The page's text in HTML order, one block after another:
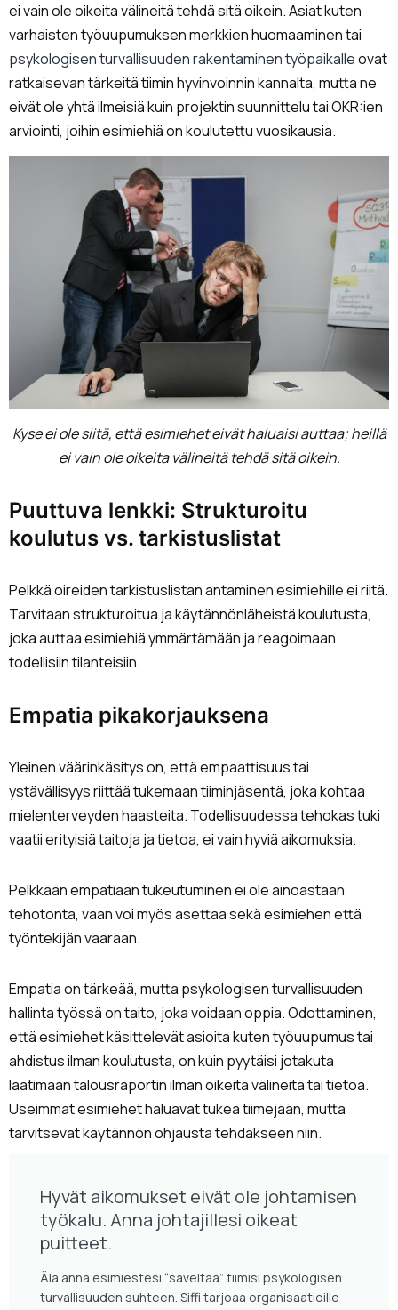
ei vain ole oikeita välineitä tehdä sitä oikein. Asiat kuten
varhaisten työuupumuksen merkkien huomaaminen tai
psykologisen turvallisuuden rakentaminen työpaikalleovat
ratkaisevan tärkeitä tiimin hyvinvoinnin kannalta, mutta ne
eivät ole yhtä ilmeisiä kuin projektin suunnittelu tai OKR:ien
arviointi, joihin esimiehiä on koulutettu vuosikausia.
Kyse ei ole siitä, että esimiehet eivät haluaisi auttaa; heillä
ei vain ole oikeita välineitä tehdä sitä oikein.
Puuttuva lenkki: Strukturoitu
koulutus vs. tarkistuslistat
Pelkkä oireiden tarkistuslistan antaminen esimiehille ei riitä.
Tarvitaan strukturoitua ja käytännönläheistä koulutusta,
joka auttaa esimiehiä ymmärtämään ja reagoimaan
todellisiin tilanteisiin.
Empatia pikakorjauksena
Yleinen väärinkäsitys on, että empaattisuus tai
ystävällisyys riittää tukemaan tiiminjäsentä, joka kohtaa
mielenterveyden haasteita. Todellisuudessa tehokas tuki
vaatii erityisiä taitoja ja tietoa, ei vain hyviä aikomuksia.
Pelkkään empatiaan tukeutuminen ei ole ainoastaan
tehotonta, vaan voi myös asettaa sekä esimiehen että
työntekijän vaaraan.
Empatia on tärkeää, mutta psykologisen turvallisuuden
hallinta työssä on taito, joka voidaan oppia. Odottaminen,
että esimiehet käsittelevät asioita kuten työuupumus tai
ahdistus ilman koulutusta, on kuin pyytäisi jotakuta
laatimaan talousraportin ilman oikeita välineitä tai tietoa.
Useimmat esimiehet haluavat tukea tiimejään, mutta
tarvitsevat käytännön ohjausta tehdäkseen niin.
Hyvät aikomukset eivät ole johtamisen
työkalu. Anna johtajillesi oikeat
puitteet.
Älä anna esimiestesi “säveltää” tiimisi psykologisen
turvallisuuden suhteen. Siffi tarjoaa organisaatioille